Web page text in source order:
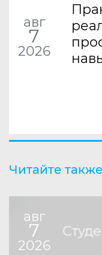
авг
7
2026
Читайте также
авг
7
2026